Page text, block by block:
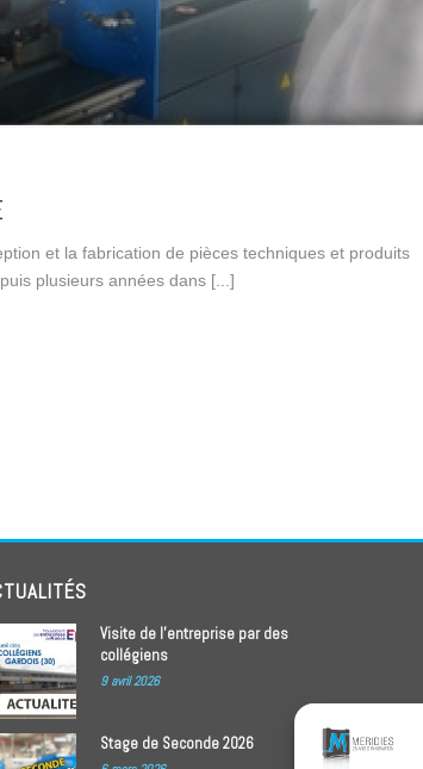
et la fabrication de pièces techniques et produits
plusieurs années dans [...]
Visite de l’entreprise par des
collégiens
9 avril 2026
Stage de Seconde 2026